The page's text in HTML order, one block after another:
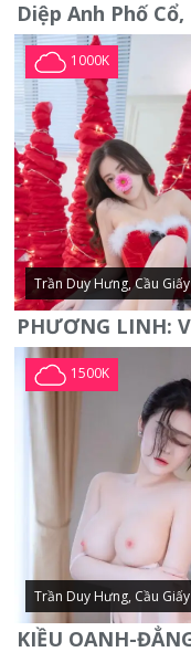
1000K
Trần Duy Hưng, Cầu Giấy
1500K
Trần Duy Hưng, Cầu Giấy